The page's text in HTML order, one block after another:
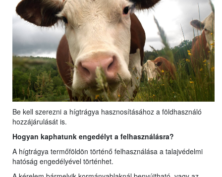
Be kell szerezni a hígtrágya hasznosításához a földhasználó
hozzájárulását is.
Hogyan kaphatunk engedélyt a felhasználásra?
A hígtrágya termőföldön történő felhasználása a talajvédelmi
hatóság engedélyével történhet.